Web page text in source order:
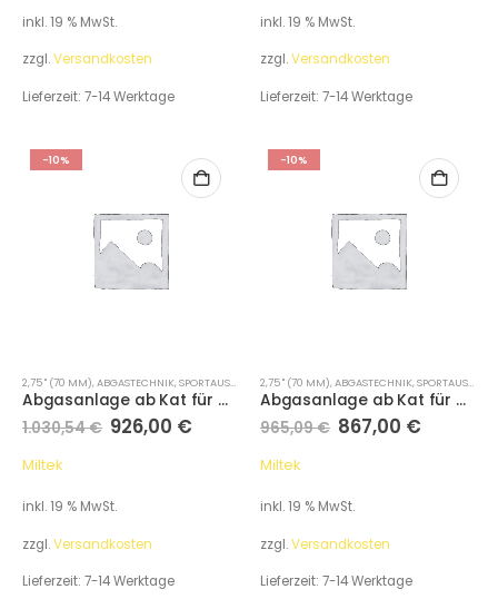
inkl. 19 % MwSt.
zzgl.Versandkosten
Lieferzeit: 7-14 Werktage
inkl. 19 % MwSt.
zzgl.Versandkosten
Lieferzeit: 7-14 Werktage
-10%
2,75 " (70 MM),ABGASTECHNIK,SPORTAUSPUFFANLAGEN
Abgasanlage ab Kat für Audi A1 1.4 TFSI S line 150PS ACT (Variante: Cerakote Schwarze Endrohre)
1.030,54€ 926,00 €
Miltek
inkl. 19 % MwSt.
zzgl.Versandkosten
Lieferzeit: 7-14 Werktage
-10%
2,75 " (70 MM),ABGASTECHNIK,SPORTAUSPUFFANLAGEN
Abgasanlage ab Kat für Audi A1 1.4 TFSI S line 150PS ACT (Variante: Polierte Endrohre )
965,09€ 867,00 €
Miltek
inkl. 19 % MwSt.
zzgl.Versandkosten
Lieferzeit: 7-14 Werktage